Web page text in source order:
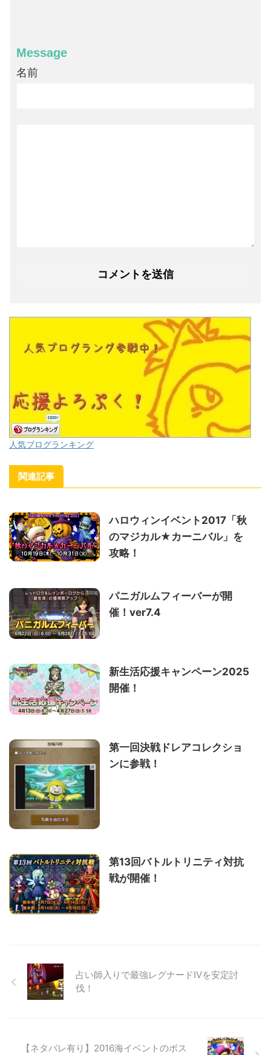
Message
名前
人気ブログランキング
関連記事
ハロウィンイベント2017「秋
のマジカル★カーニバル」を
攻略！
パニガルムフィーバーが開
催！ver7.4
新生活応援キャンペーン2025
開催！
第一回決戦ドレアコレクショ
ンに参戦！
第13回バトルトリニティ対抗
戦が開催！
占い師入りで最強レグナードⅣを安定討
伐！
【ネタバレ有り】2016海イベントのボス